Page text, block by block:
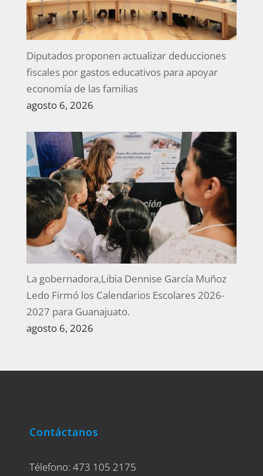
Diputados proponen actualizar deducciones
fiscales por gastos educativos para apoyar
economía de las familias
agosto 6, 2026
La gobernadora,Libia Dennise García Muñoz
Ledo Firmó los Calendarios Escolares 2026-
2027 para Guanajuato.
agosto 6, 2026
Contáctanos
Télefono: 473 105 2175